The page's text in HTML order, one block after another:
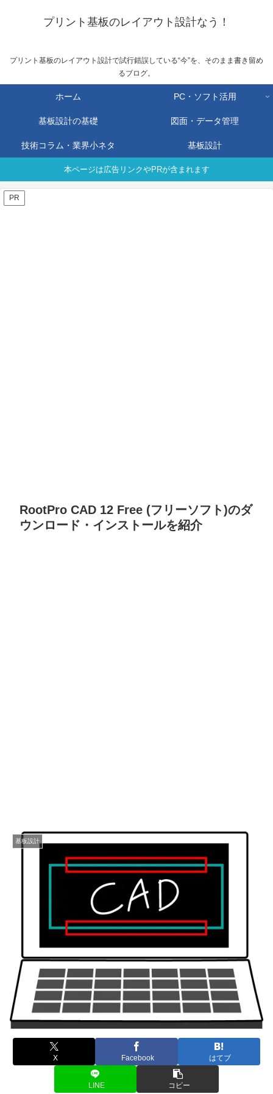
プリント基板のレイアウト設計なう！
プリント基板のレイアウト設計で試行錯誤している“今”を、そのまま書き留め
るブログ。
ホーム PC・ソフト活用
基板設計の基礎 図面・データ管理
技術コラム・業界小ネタ 基板設計
本ページは広告リンクやPRが含まれます
PR
RootPro CAD 12 Free (フリーソフト)のダ
ウンロード・インストールを紹介
基板設計
X Facebook はてブ
LINE コピー